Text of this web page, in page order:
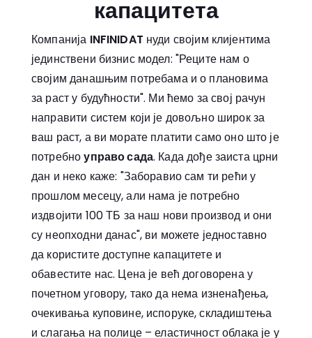
капацитета
Компанија INFINIDAT нуди својим клијентима
јединствени бизнис модел: "Реците нам о
својим данашњим потребама и о плановима
за раст у будућности". Ми ћемо за свој рачун
направити систем који је довољно широк за
ваш раст, а ви морате платити само оно што је
потребноуправо сада. Када дође заиста црни
дан и неко каже: "Заборавио сам ти рећи у
прошлом месецу, али нама је потребно
издвојити 100 ТБ за наш нови производ и они
су неопходни данас", ви можете једноставно
да користите доступне капацитете и
обавестите нас. Цена је већ договорена у
почетном уговору, тако да нема изненађења,
очекивања куповине, испоруке, складиштења
и слагања на полице – еластичност облака је у